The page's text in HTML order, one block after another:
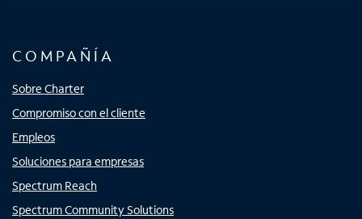
COMPAÑÍA
Sobre Charter
Compromiso con el cliente
Empleos
Soluciones para empresas
Spectrum Reach
Spectrum Community Solutions